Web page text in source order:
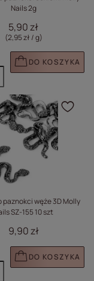
Nails 2g
5,90 zł
(2,95 zł / g)
DO KOSZYKA
dodać
paznokci węże 3D Molly
SZ-155 10 szt
9,90 zł
DO KOSZYKA